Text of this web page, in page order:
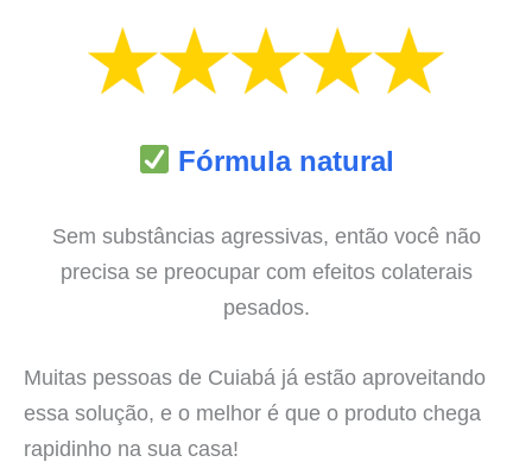
Fórmula natural
Sem substâncias agressivas, então você não
precisa se preocupar com efeitos colaterais
pesados.
Muitas pessoas de Cuiabá já estão aproveitando
essa solução, e o melhor é que o produto chega
rapidinho na sua casa!